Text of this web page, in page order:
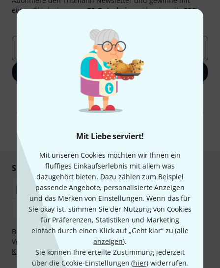
Mit Liebe serviert!
Mit unseren Cookies möchten wir Ihnen ein
fluffiges Einkaufserlebnis mit allem was
dazugehört bieten. Dazu zählen zum Beispiel
passende Angebote, personalisierte Anzeigen
und das Merken von Einstellungen. Wenn das für
Sie okay ist, stimmen Sie der Nutzung von Cookies
für Präferenzen, Statistiken und Marketing
einfach durch einen Klick auf „Geht klar“ zu (alle
anzeigen).
Sie können Ihre erteilte Zustimmung jederzeit
über die Cookie-Einstellungen (hier) widerrufen.
etwas Glück einen von50 Gutscheinenüber jeweils50€!
Jetzt anmelden
Mit Klick auf „Jetzt anmelden“ stimmen Sie dem Erhalt von E-Mail-
Werbung und einer Messung des E-Mail-Nutzungsverhaltens zu. Die
Abmeldung ist jederzeit möglich. Weitere Informationen finden Sie in
* Pflichtfeld
Sicher einkaufen & bezahlen
Bezahlen Sie vertraulich und sicher per Nachnahme,
Vorkasse, PayPal, Amazon Pay,Klarna Sofort bezahlen
Klarna Ratenzahlungoder Kreditkarte.